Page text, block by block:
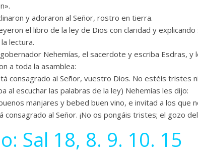
y adoraron al Señor, rostro en tierra.
el libro de la ley de Dios con claridad y
lectura.
Nehemías, el sacerdote y escriba Esdras, y
a toda la asamblea:
consagrado al Señor, vuestro Dios. No estéis tristes
al escuchar las palabras de la ley) Nehemías les dijo:
manjares y bebed buen vino, e invitad a los que
consagrado al Señor. ¡No os pongáis tristes; el gozo
Sal 18, 8. 9. 10. 15